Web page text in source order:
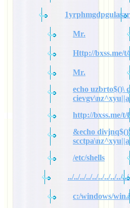
Mr.
Http://bxss.me/
Mr.
echo uzbrto$()\
http://bxss.me/t/
&echo
/etc/shells
../../../../../../../../../
c:/windows/